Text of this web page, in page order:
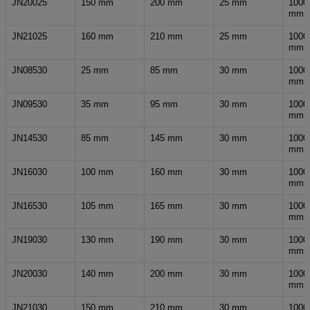
JN20025 150 mm 200 mm 25 mm
mm
JN21025 160 mm 210 mm 25 mm
mm
JN08530 25 mm 85 mm 30 mm
mm
JN09530 35 mm 95 mm 30 mm
mm
JN14530 85 mm 145 mm 30 mm
mm
JN16030 100 mm 160 mm 30 mm
mm
JN16530 105 mm 165 mm 30 mm
mm
JN19030 130 mm 190 mm 30 mm
mm
JN20030 140 mm 200 mm 30 mm
mm
JN21030 150 mm 210 mm 30 mm